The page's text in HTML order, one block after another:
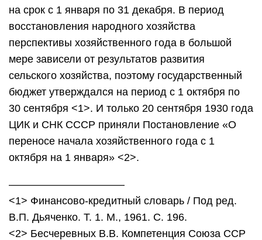
на срок с 1 января по 31 декабря. В период
восстановления народного хозяйства
перспективы хозяйственного года в большой
мере зависели от результатов развития
сельского хозяйства, поэтому государственный
бюджет утверждался на период с 1 октября по
30 сентября <1>. И только 20 сентября 1930 года
ЦИК и СНК СССР приняли Постановление «О
переносе начала хозяйственного года с 1
октября на 1 января» <2>.
———————————
<1> Финансово-кредитный словарь / Под ред.
В.П. Дьяченко. Т. 1. М., 1961. С. 196.
<2> Бесчеревных В.В. Компетенция Союза ССР